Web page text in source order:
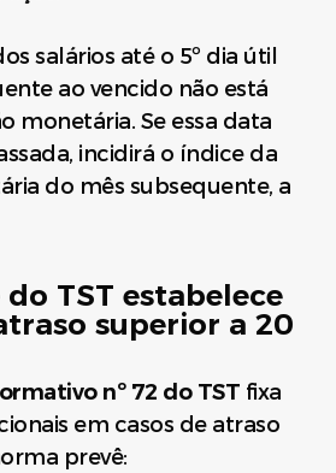
salários até o 5º dia útil
ao vencido não está
monetária. Se essa data
incidirá o índice da
do mês subsequente, a
TST estabelece
superior a 20
nº 72 do TST fixa
em casos de atraso
prevê: